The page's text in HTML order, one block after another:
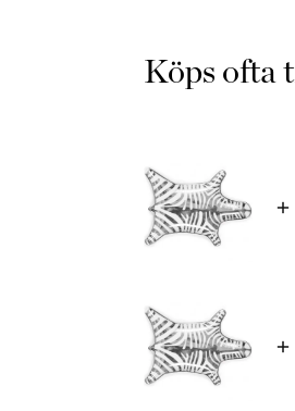
att skapa ett
design,
Mått: 6 x 4 x
• Material:
• Skötselråd:
• Jonathan
Köps ofta